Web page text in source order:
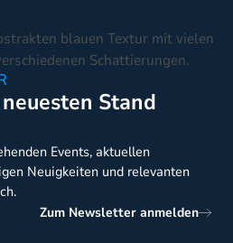
Stand
Events, aktuellen
Neuigkeiten und relevanten
Zum Newsletter anmelden